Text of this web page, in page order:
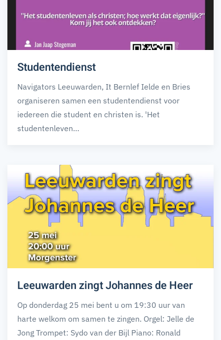
Studentendienst
Navigators Leeuwarden, It Bernlef Ielde en Bries
organiseren samen een studentendienst voor
iedereen die student en christen is. 'Het
studentenleven…
Leeuwarden zingt Johannes de Heer
Op donderdag 25 mei bent u om 19:30 uur van
harte welkom om samen te zingen. Orgel: Jelle de
Jong Trompet: Sydo van der Bijl Piano: Ronald